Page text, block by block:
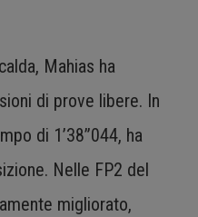
Mahias ha
di prove libere. In
di 1’38”044, ha
Nelle FP2 del
migliorato,